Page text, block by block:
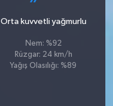
Orta kuvvetli yağmurlu
Nem: %92
Rüzgar: 24 km/h
Yağış Olasılığı: %89